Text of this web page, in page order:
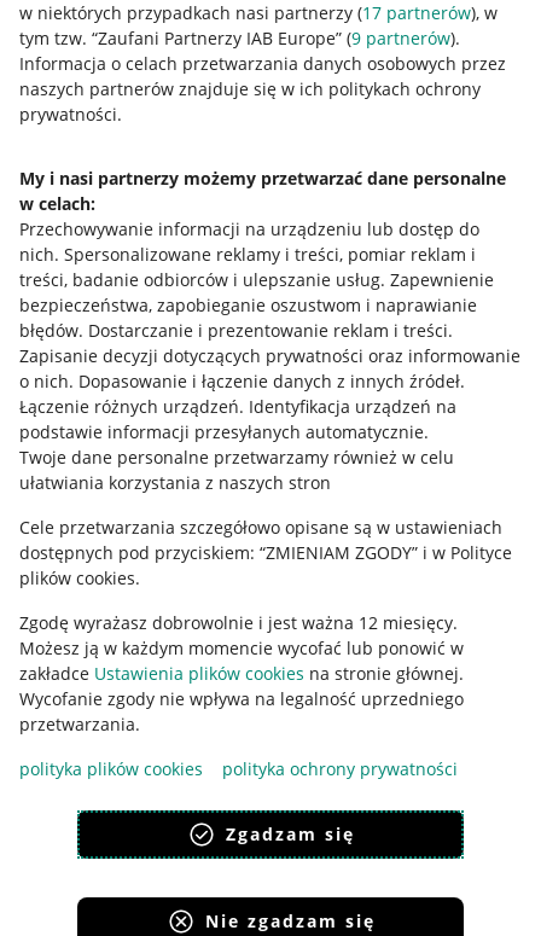
w niektórych przypadkach nasi partnerzy (17 partnerów), w
tym tzw. “Zaufani Partnerzy IAB Europe” (9 partnerów).
Informacja o celach przetwarzania danych osobowych przez
naszych partnerów znajduje się w ich politykach ochrony
prywatności.
My i nasi partnerzy możemy przetwarzać dane personalne
w celach:
Przechowywanie informacji na urządzeniu lub dostęp do
nich. Spersonalizowane reklamy i treści, pomiar reklam i
treści, badanie odbiorców i ulepszanie usług. Zapewnienie
bezpieczeństwa, zapobieganie oszustwom i naprawianie
błędów. Dostarczanie i prezentowanie reklam i treści.
Zapisanie decyzji dotyczących prywatności oraz informowanie
o nich. Dopasowanie i łączenie danych z innych źródeł.
Łączenie różnych urządzeń. Identyfikacja urządzeń na
podstawie informacji przesyłanych automatycznie.
Twoje dane personalne przetwarzamy również w celu
ułatwiania korzystania z naszych stron
Cele przetwarzania szczegółowo opisane są w ustawieniach
dostępnych pod przyciskiem: “ZMIENIAM ZGODY” i w Polityce
plików cookies.
Zgodę wyrażasz dobrowolnie i jest ważna 12 miesięcy.
Możesz ją w każdym momencie wycofać lub ponowić w
zakładce Ustawienia plików cookies na stronie głównej.
Wycofanie zgody nie wpływa na legalność uprzedniego
przetwarzania.
polityka plików cookies
polityka ochrony prywatności
Zgadzam się
Nie zgadzam się
Przydatne informacje
Jak to działa
Allegro Gadane dla sprzedających
Allegro Gadane dla kupujących
Mapa miejscowości
Informacje prawne
Regulamin
Polityka plików "cookies"
Ustawienia plików "cookies"
Udostępnianie lokalizacji
Informacje dla Aktu o Usługach Cyfrowych
Pobierz aplikację